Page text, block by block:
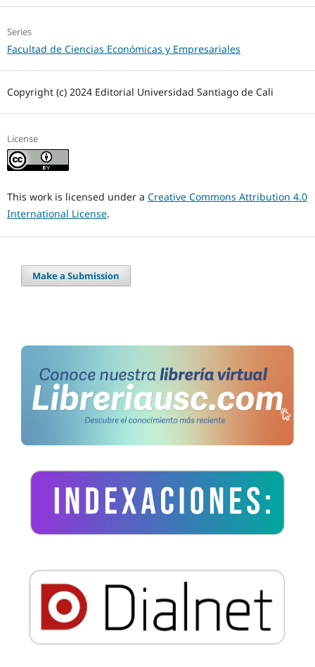
Series
Facultad de Ciencias Económicas y Empresariales
Copyright (c) 2024 Editorial Universidad Santiago de Cali
License
This work is licensed under a Creative Commons Attribution 4.0
International License.
Make a Submission